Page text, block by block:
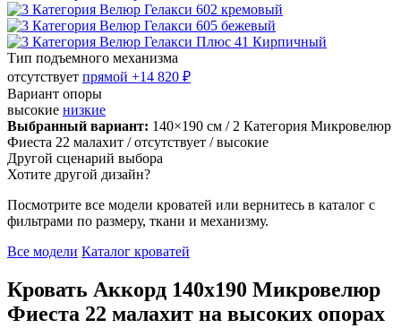
Тип подъемного механизма
отсутствует прямой +14 820 ₽
Вариант опоры
высокие низкие
Выбранный вариант: 140×190 см / 2 Категория Микровелюр
Фиеста 22 малахит / отсутствует / высокие
Другой сценарий выбора
Хотите другой дизайн?
Посмотрите все модели кроватей или вернитесь в каталог с
фильтрами по размеру, ткани и механизму.
Все модели Каталог кроватей
Кровать Аккорд 140х190 Микровелюр
Фиеста 22 малахит на высоких опорах